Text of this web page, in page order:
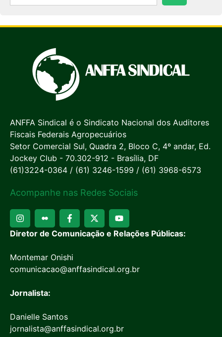
ANFFA Sindical é o Sindicato Nacional dos Auditores
Fiscais Federais Agropecuários
Setor Comercial Sul, Quadra 2, Bloco C, 4º andar, Ed.
Jockey Club - 70.302-912 - Brasília, DF
(61)3224-0364 / (61) 3246-1599 / (61) 3968-6573
Acompanhe nas Redes Sociais
Diretor de Comunicação e Relações Públicas:
Montemar Onishi
comunicacao@anffasindical.org.br
Jornalista:
Danielle Santos
jornalista@anffasindical.org.br